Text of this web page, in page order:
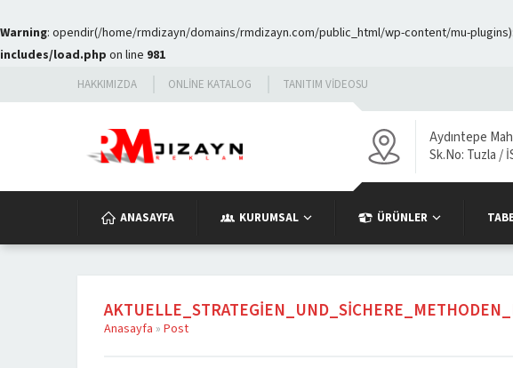
Warning: opendir(/home/rmdizayn/domains/rmdizayn.com/public_html/wp-content/mu-
includes/load.php on line 981
HAKKIMIZDA ONLINE KATALOG TANITIM VIDEOSU
Aydıntepe
Sk.No: Tuzla /
ANASAYFA KURUMSAL ÜRÜNLER
Anasayfa » Post